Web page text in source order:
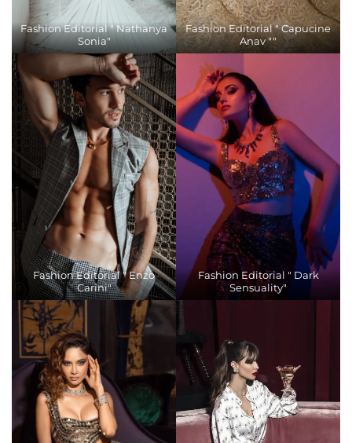
Fashion Editorial " Nathanya
Sonia"
Fashion Editorial " Capucine
Anav ""
Fashion Editorial " Enzo
Carini"
Fashion Editorial " Dark
Sensuality"